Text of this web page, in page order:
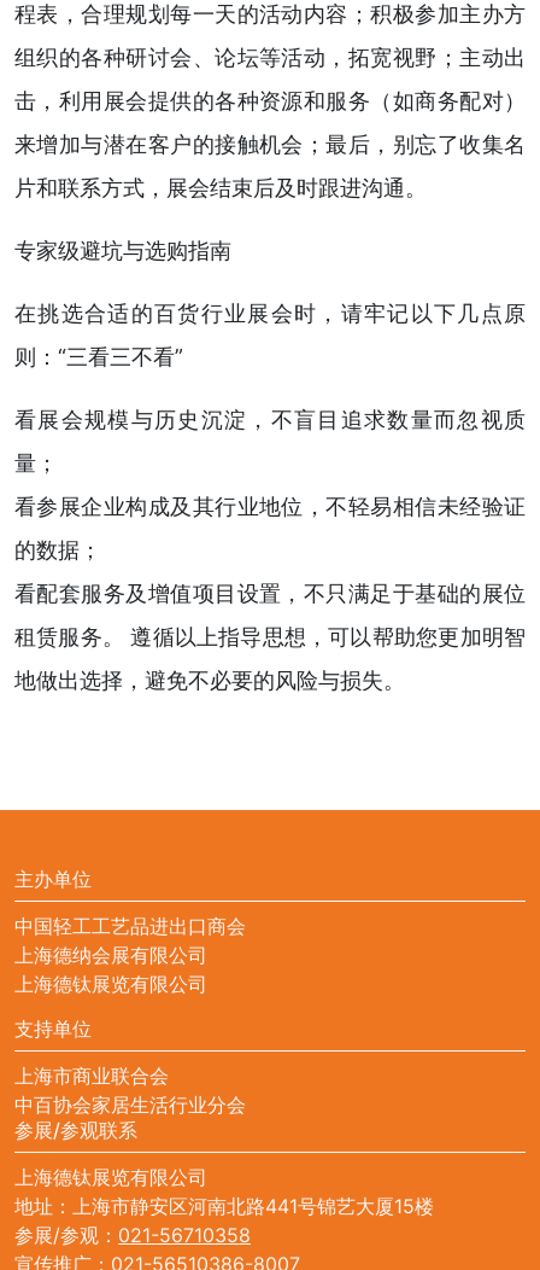
程表，合理规划每一天的活动内容；积极参加主办方
组织的各种研讨会、论坛等活动，拓宽视野；主动出
击，利用展会提供的各种资源和服务（如商务配对）
来增加与潜在客户的接触机会；最后，别忘了收集名
片和联系方式，展会结束后及时跟进沟通。
专家级避坑与选购指南
在挑选合适的百货行业展会时，请牢记以下几点原
则：“三看三不看”
看展会规模与历史沉淀，不盲目追求数量而忽视质
量；
看参展企业构成及其行业地位，不轻易相信未经验证
的数据；
看配套服务及增值项目设置，不只满足于基础的展位
租赁服务。 遵循以上指导思想，可以帮助您更加明智
地做出选择，避免不必要的风险与损失。
主办单位
中国轻工工艺品进出口商会
上海德纳会展有限公司
上海德钛展览有限公司
支持单位
上海市商业联合会
中百协会家居生活行业分会
参展/参观联系
上海德钛展览有限公司
地址：上海市静安区河南北路441号锦艺大厦15楼
参展/参观： 021-56710358
宣传推广： 021-56510386-8007